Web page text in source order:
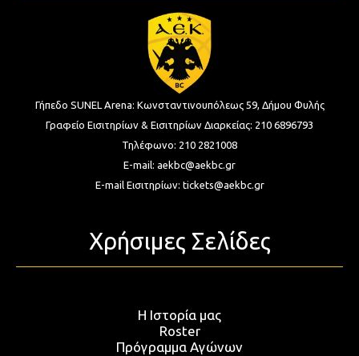
Γήπεδο SUNEL Arena: Κωνσταντινουπόλεως 59, Δήμου Φυλής
Γραφείο Εισιτηρίων & Εισιτηρίων Διαρκείας: 210 6896793
Τηλέφωνο: 210 2821008
E-mail: aekbc@aekbc.gr
E-mail Εισιτηρίων: tickets@aekbc.gr
Χρήσιμες Σελίδες
Η Ιστορία μας
Roster
Πρόγραμμα Αγώνων